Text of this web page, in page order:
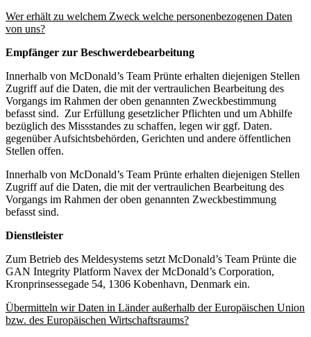
Wer erhält zu welchem Zweck welche personenbezogenen Daten
von uns?
Empfänger zur Beschwerdebearbeitung
Innerhalb von McDonald’s Team Prünte erhalten diejenigen Stellen
Zugriff auf die Daten, die mit der vertraulichen Bearbeitung des
Vorgangs im Rahmen der oben genannten Zweckbestimmung
befasst sind. Zur Erfüllung gesetzlicher Pflichten und um Abhilfe
bezüglich des Missstandes zu schaffen, legen wir ggf. Daten.
gegenüber Aufsichtsbehörden, Gerichten und andere öffentlichen
Stellen offen.
Innerhalb von McDonald’s Team Prünte erhalten diejenigen Stellen
Zugriff auf die Daten, die mit der vertraulichen Bearbeitung des
Vorgangs im Rahmen der oben genannten Zweckbestimmung
befasst sind.
Dienstleister
Zum Betrieb des Meldesystems setzt McDonald’s Team Prünte die
GAN Integrity Platform Navex der McDonald’s Corporation,
Kronprinsessegade 54, 1306 Kobenhavn, Denmark ein.
Übermitteln wir Daten in Länder außerhalb der Europäischen Union
bzw. des Europäischen Wirtschaftsraums?